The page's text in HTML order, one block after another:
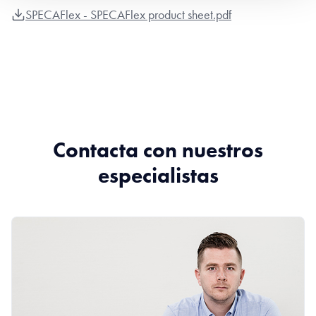
SPECAFlex - SPECAFlex product sheet.pdf
Contacta con nuestros
especialistas